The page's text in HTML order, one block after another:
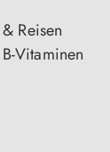
Reisen
Vitaminen